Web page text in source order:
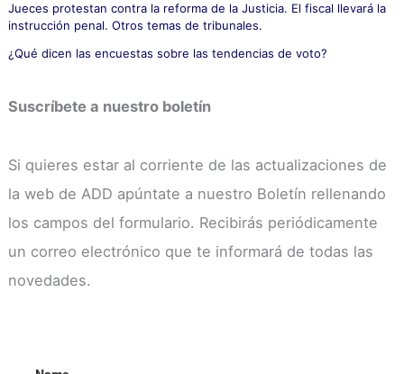
Jueces protestan contra la reforma de la Justicia. El fiscal llevará la
instrucción penal. Otros temas de tribunales.
¿Qué dicen las encuestas sobre las tendencias de voto?
Suscríbete a nuestro boletín
Si quieres estar al corriente de las actualizaciones de
la web de ADD apúntate a nuestro Boletín rellenando
los campos del formulario. Recibirás periódicamente
un correo electrónico que te informará de todas las
novedades.